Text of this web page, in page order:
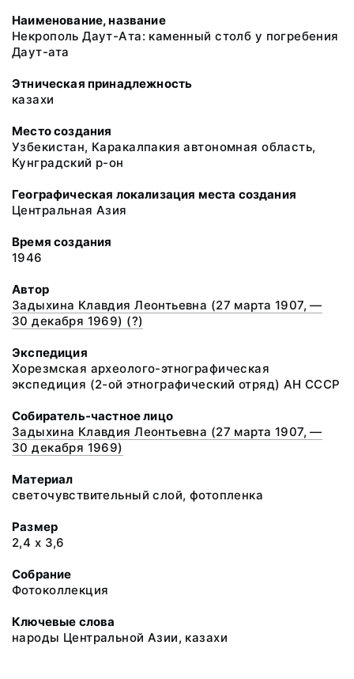
Наименование, название
Некрополь Даут-Ата: каменный столб у погребения
Даут-ата
Этническая принадлежность
казахи
Место создания
Узбекистан, Каракалпакия автономная область,
Кунградский р-он
Географическая локализация места создания
Центральная Азия
Время создания
1946
Автор
Задыхина Клавдия Леонтьевна (27 марта 1907, —
30 декабря 1969) (?)
Экспедиция
Хорезмская археолого-этнографическая
экспедиция (2-ой этнографический отряд) АН СССР
Собиратель-частное лицо
Задыхина Клавдия Леонтьевна (27 марта 1907, —
30 декабря 1969)
Материал
светочувствительный слой, фотопленка
Размер
2,4 х 3,6
Собрание
Фотоколлекция
Ключевые слова
народы Центральной Азии, казахи